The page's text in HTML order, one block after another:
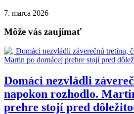
7. marca 2026
Môže vás zaujímať
Domáci nezvládli
napokon rozhodlo.
prehre stojí pred